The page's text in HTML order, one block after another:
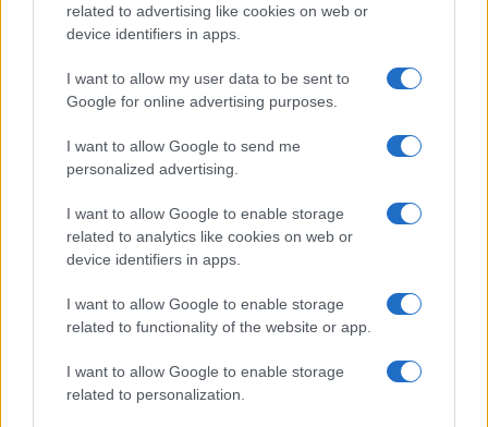
related to advertising like cookies on web or
device identifiers in apps.
I want to allow my user data to be sent to
Google for online advertising purposes.
I want to allow Google to send me
personalized advertising.
I want to allow Google to enable storage
related to analytics like cookies on web or
device identifiers in apps.
I want to allow Google to enable storage
related to functionality of the website or app.
I want to allow Google to enable storage
related to personalization.
daGoogle News
Condividi l'articolo
F
ce
b
o
o
k
T
it
te
r
Pi
te
re
st
W
at
s
A
p
p
S
a
Articolo precedente
Prossimo articolo